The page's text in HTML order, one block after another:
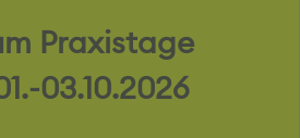
Praxistage
03.10.2026